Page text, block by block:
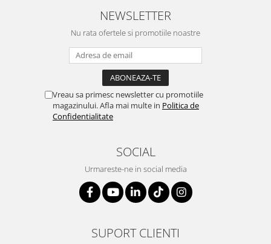
NEWSLETTER
Nu rata ofertele si promotiile noastre
Vreau sa primesc newsletter cu promotiile
magazinului. Afla mai multe in Politica de
Confidentialitate
SOCIAL
Urmareste-ne in social media
SUPORT CLIENTI